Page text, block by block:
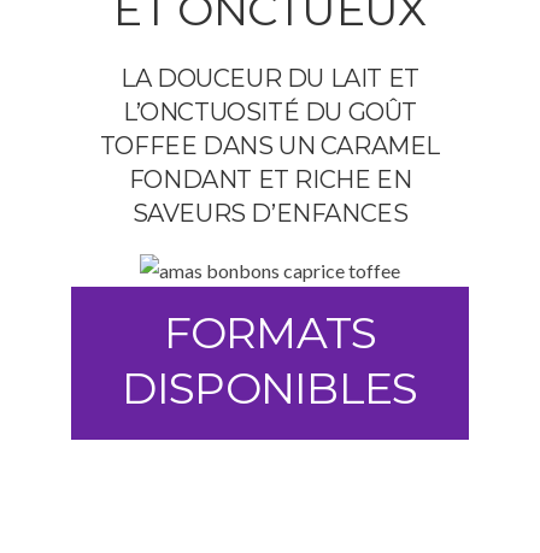
LA DOUCEUR DU LAIT ET
L’ONCTUOSITÉ DU GOÛT
TOFFEE DANS UN CARAMEL
FONDANT ET RICHE EN
SAVEURS D’ENFANCES
FORMATS
DISPONIBLES